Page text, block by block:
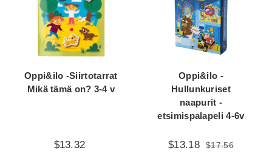
Oppi&ilo -Siirtotarrat
Mikä tämä on? 3-4 v
$13.32
Oppi&ilo -
Hullunkuriset
naapurit -
etsimispalapeli 4-6v
$13.18 $17.56